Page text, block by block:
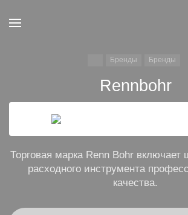
Бренды Бренды
Rennbohr
Торговая марка Renn Bohr
расходного инструмента
качества.